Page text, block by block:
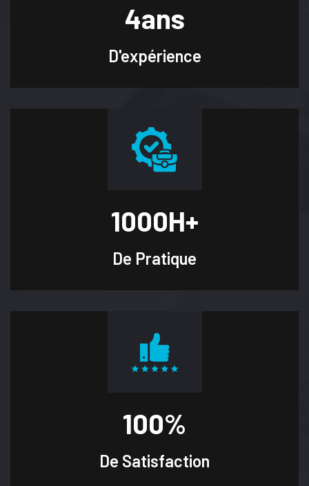
4ans
D'expérience
1000H+
De Pratique
100%
De Satisfaction